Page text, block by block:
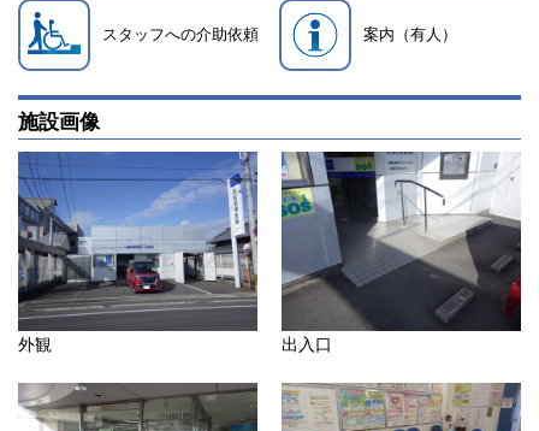
スタッフへの介助依頼 案内（有人）
施設画像
外観 出入口